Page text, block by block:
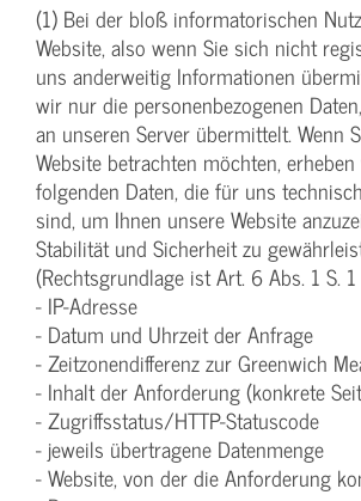
(1) Bei der bloß informatorischen
Website, also wenn Sie sich nicht
uns anderweitig Informationen
wir nur die personenbezogenen
an unseren Server übermittelt. Wenn
Website betrachten möchten,
folgenden Daten, die für uns
sind, um Ihnen unsere Website
Stabilität und Sicherheit zu
(Rechtsgrundlage ist Art. 6 Abs. 1 S. 1
- IP-Adresse
- Datum und Uhrzeit der Anfrage
- Zeitzonendifferenz zur Greenwich
- Inhalt der Anforderung (konkrete
- Zugriffsstatus/HTTP-Statuscode
- jeweils übertragene Datenmenge
- Website, von der die Anforderung